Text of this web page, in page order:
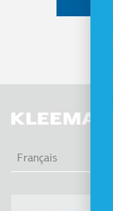
Français